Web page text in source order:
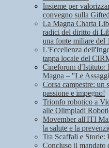
Insieme per
convegno sulla
La Magna Charta
radici del diritto di
una fonte miliare del
L'Eccellenza
tappa locale del
Cineforum d'Istituto:
Magna – "Le
Corsa campestre: un
passione e impegno!
Trionfo robotico a
alle Olimpiadi
Movember all'ITI
la salute e la
Tra Scaffali e Storie:
Concluso il mandato